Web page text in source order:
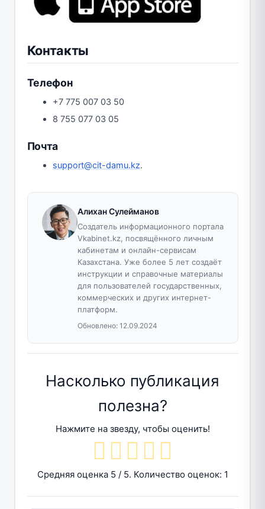
Контакты
Телефон
+7 775 007 03 50
8 755 077 03 05
Почта
support@cit-damu.kz.
Алихан Сулейманов
Создатель информационного портала
Vkabinet.kz, посвящённого личным
кабинетам и онлайн-сервисам
Казахстана. Уже более 5 лет создаёт
инструкции и справочные материалы
для пользователей государственных,
коммерческих и других интернет-
платформ.
Обновлено: 12.09.2024
Насколько публикация
полезна?
Нажмите на звезду, чтобы оценить!
Средняя оценка 5 / 5. Количество оценок: 1